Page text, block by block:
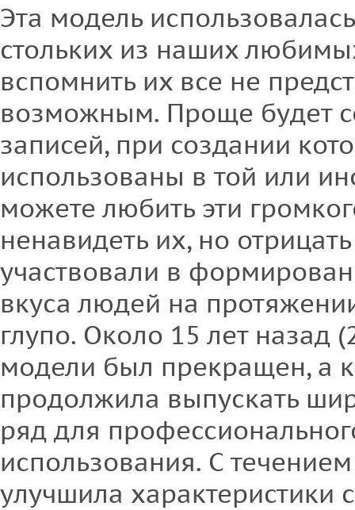
Эта модель
стольких из наших
вспомнить их все не
возможным. Проще будет
записей, при создании
использованы в той или
можете любить эти
ненавидеть их, но
участвовали в
вкуса людей на
глупо. Около 15 лет назад
модели был прекращен, а
продолжила выпускать
ряд для
использования. С
улучшила характеристики